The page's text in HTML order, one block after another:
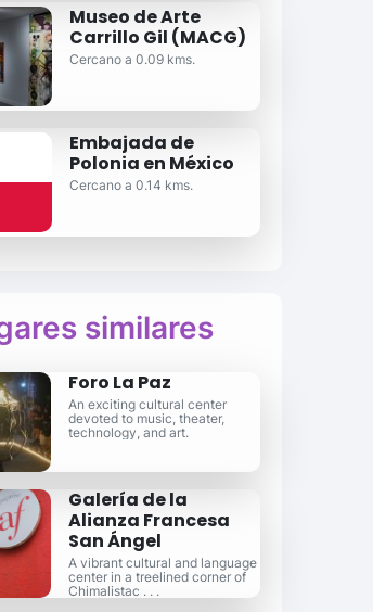
Museo de Arte
Carrillo Gil (MACG)
Cercano a 0.09 kms.
Embajada de
Polonia en México
Cercano a 0.14 kms.
similares
Foro La Paz
An exciting cultural center
devoted to music, theater,
technology, and art.
Galería de la
Alianza Francesa
San Ángel
A vibrant cultural and language
center in a treelined corner of
Chimalistac . . .